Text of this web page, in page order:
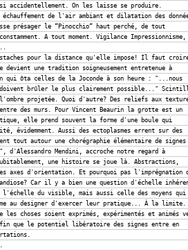
accidentellement. On les laisse se produire.
de l'air ambiant et dilatation des
présager le “Pinocchio“ haut perché, de tout
A tout moment. Vigilance Impressionnisme,
pour la distance qu'elle impose! Il faut
une tradition soigneusement entretenue à
qui ôta celles de la Joconde à son heure : "...nous
doivent brûler le plus clairement possible..."
projetée. Quoi d'autre? Des reliefs aux
des murs. Pour Vincent Beaurin la grotte est un
elle prend souvent la forme d'une boule qui
évidemment. Aussi des ectoplasmes errent sur des
tout autour une chorégraphie élémentaire de
d'Alessandro Mendini, accroche notre regard à
une histoire se joue là. Abstractions,
axes d'orientation. Et pourquoi pas l'imprégnation
Car il y a bien une question d'échelle
l'échelle du visible, mais aussi celle des moyens qui
au designer d'exercer leur pratique... À la limite.
choses soient exprimés, expérimentés et animés
que le potentiel libératoire des signes entre en